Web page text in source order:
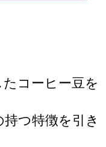
コーヒー豆を
つ特徴を引き